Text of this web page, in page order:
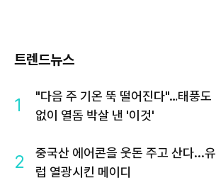
트렌드뉴스
1
"다음 주 기온 뚝 떨어진다"…태풍도
없이 열돔 박살 낸 '이것'
2
중국산 에어콘을 웃돈 주고 산다...유
럽 열광시킨 메이디